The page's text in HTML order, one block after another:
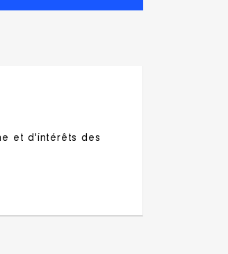
et d'intérêts des